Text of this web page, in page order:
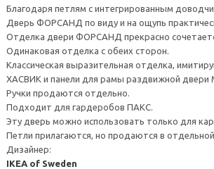
Благодаря петлям с интегрированным
Дверь ФОРСАНД по виду и на ощупь
Отделка двери ФОРСАНД прекрасно
Одинаковая отделка с обеих сторон.
Классическая выразительная отделка,
ХАСВИК и панели для рамы раздвижной
Ручки продаются отдельно.
Подходит для гардеробов ПАКС.
Эту дверь можно использовать только для
Петли прилагаются, но продаются в отдельной
Дизайнер:
IKEA of Sweden